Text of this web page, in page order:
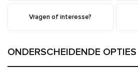
Vragen of interesse?
ONDERSCHEIDENDE OPTIES